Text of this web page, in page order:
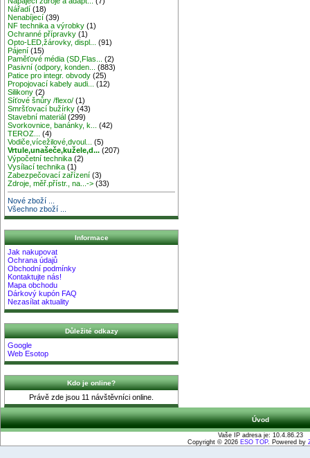
Nářadí (18)
Nenabíjecí (39)
NF technika a výrobky (1)
Ochranné přípravky (1)
Opto-LED,žárovky, displ...
(91)
Pájení (15)
Paměťové média (SD,Flas...
(2)
Pasivní (odpory, konden...
(883)
Patice pro integr. obvody (25)
Propojovací kabely audi...
(12)
Silikony (2)
Síťové šnůry /flexo/ (1)
Smršťovací bužírky (43)
Stavební materiál (299)
Svorkovnice, banánky, k...
(42)
TEROZ...
(4)
Vodiče,vícežilové,dvoul...
(5)
Vrtule,unašeče,kužele,d... (207)
Výpočetní technika (2)
Vysílací technika (1)
Zabezpečovací zařízení (3)
Zdroje, měř.přístr., na...-> (33)
Nové zboží ...
Všechno zboží ...
Informace
Jak nakupovat
Ochrana údajů
Obchodní podmínky
Kontaktujte nás!
Mapa obchodu
Dárkový kupón FAQ
Nezasílat aktuality
Důležité odkazy
Google
Web Esotop
Kdo je online?
Právě zde jsou 11 návštěvníci online.
Úvod
Vaše IP adresa je: 10.4.86.23
Copyright © 2026 ESO TOP. Powered by